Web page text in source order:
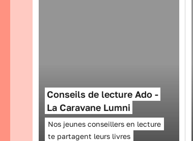
Conseils de lecture Ado -
La Caravane Lumni
Nos jeunes conseillers en lecture
te partagent leurs livres